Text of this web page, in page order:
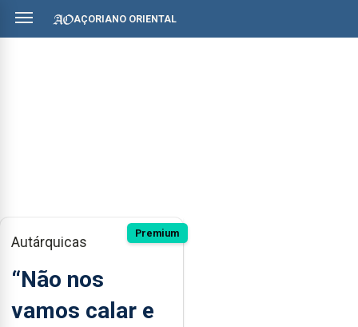
AÇORIANO ORIENTAL
Premium
Autárquicas
“Não nos
vamos calar e